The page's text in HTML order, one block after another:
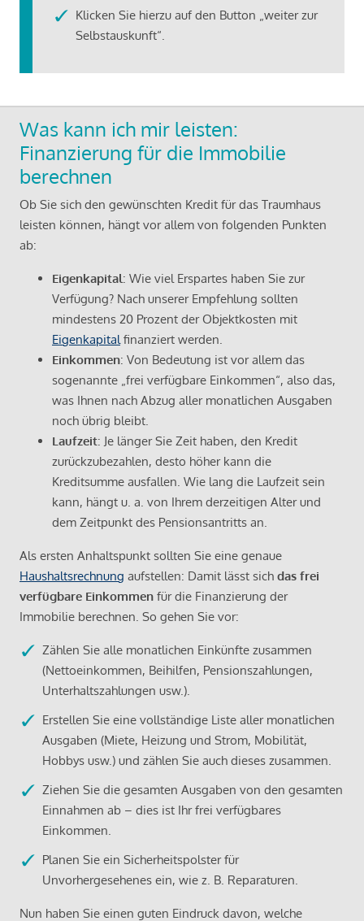
Klicken Sie hierzu auf den Button „weiter zur
Selbstauskunft“.
Was kann ich mir leisten:
Finanzierung für die Immobilie
berechnen
Ob Sie sich den gewünschten Kredit für das Traumhaus
leisten können, hängt vor allem von folgenden Punkten
ab:
Eigenkapital: Wie viel Erspartes haben Sie zur
Verfügung? Nach unserer Empfehlung sollten
mindestens 20 Prozent der Objektkosten mit
Eigenkapital finanziert werden.
Einkommen: Von Bedeutung ist vor allem das
sogenannte „frei verfügbare Einkommen“, also das,
was Ihnen nach Abzug aller monatlichen Ausgaben
noch übrig bleibt.
Laufzeit: Je länger Sie Zeit haben, den Kredit
zurückzubezahlen, desto höher kann die
Kreditsumme ausfallen. Wie lang die Laufzeit sein
kann, hängt u. a. von Ihrem derzeitigen Alter und
dem Zeitpunkt des Pensionsantritts an.
Als ersten Anhaltspunkt sollten Sie eine genaue
Haushaltsrechnung aufstellen: Damit lässt sich das frei
verfügbare Einkommen für die Finanzierung der
Immobilie berechnen. So gehen Sie vor:
Zählen Sie alle monatlichen Einkünfte zusammen
(Nettoeinkommen, Beihilfen, Pensionszahlungen,
Unterhaltszahlungen usw.).
Erstellen Sie eine vollständige Liste aller monatlichen
Ausgaben (Miete, Heizung und Strom, Mobilität,
Hobbys usw.) und zählen Sie auch dieses zusammen.
Ziehen Sie die gesamten Ausgaben von den gesamten
Einnahmen ab – dies ist Ihr frei verfügbares
Einkommen.
Planen Sie ein Sicherheitspolster für
Unvorhergesehenes ein, wie z. B. Reparaturen.
Nun haben Sie einen guten Eindruck davon, welche